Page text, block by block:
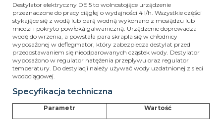
Destylator elektryczny DE 5 to wolnostojące urządzenie
przeznaczone do pracy ciągłej o wydajności 4 l/h. Wszystkie części
stykające się z wodą lub parą wodną wykonano z mosiądzu lub
miedzi i pokryto powłoką galwaniczną. Urządzenie doprowadza
wodę do wrzenia, a powstała para skrapla się w chłodnicy
wyposażonej w deflegmator, który zabezpiecza destylat przed
przedostawaniem się nieodparowanych cząstek wody. Destylator
wyposażono w regulator natężenia przepływu oraz regulator
temperatury. Do destylacji należy używać wody uzdatnionej z sieci
wodociągowej.
Specyfikacja techniczna
Parametr Wartość